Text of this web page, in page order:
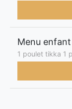
Menu enfant
1 poulet tikka 1